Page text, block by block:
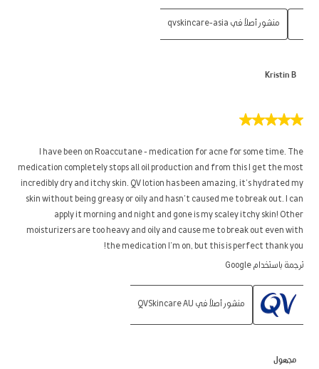
منشور أصلاً في qvskincare-asia
5
5
نجوم.
Kristin B
I have been on Roaccutane - medication for acne for some time. The
medication completely stops all oil production and from this I get the most
incredibly dry and itchy skin. QV lotion has been amazing, it’s hydrated my
skin without being greasy or oily and hasn’t caused me to break out. I can
apply it morning and night and gone is my scaley itchy skin! Other
moisturizers are too heavy and oily and cause me to break out even with
the medication I’m on, but this is perfect thank you!
ترجمة باستخدام Google
منشور أصلاً في QVSkincare AU
مجهول